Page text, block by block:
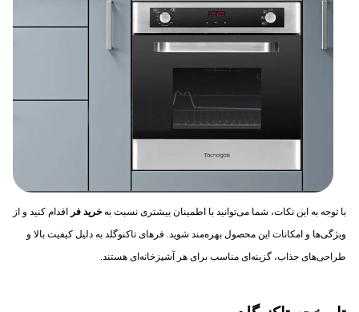
با توجه به این نکات، شما می‌توانید با اطمینان بیشتری نسبت به خرید فر اقدام کنید و از
ویژگی‌ها و امکانات این محصول بهره‌مند شوید. فرهای تاکنوگلد به دلیل کیفیت بالا و
طراحی‌های جذاب، گزینه‌ای مناسب برای هر آشپزخانه‌ای هستند.